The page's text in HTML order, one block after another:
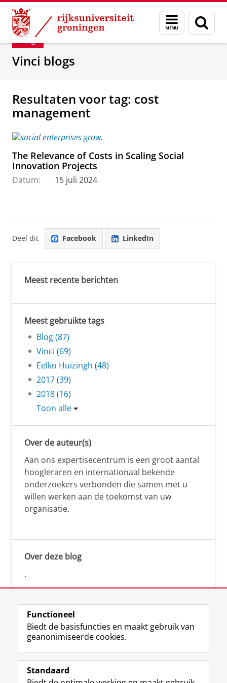
Skip
Content
Skip
Navigation
Menu
en
zoeken
Department of Innovation Management &
Blog
Vinci blogs
Resultaten voor tag: cost
management
The Relevance of Costs in Scaling Social
Innovation Projects
Datum: 15 juli 2024
Deel dit Facebook LinkedIn
Meest recente berichten
Meest gebruikte tags
Blog (87)
Vinci (69)
Eelko Huizingh (48)
2017 (39)
2018 (16)
Toon alle
Over de auteur(s)
Aan ons expertisecentrum is een groot aantal
hoogleraren en internationaal bekende
onderzoekers verbonden die samen met u
willen werken aan de toekomst van uw
organisatie.
Over deze blog
.
Volg de RUG
F
a
L
i
R
S
I
n
Y
o
Functioneel
Biedt de basisfuncties en maakt gebruik van
geanonimiseerde cookies.
Standaard